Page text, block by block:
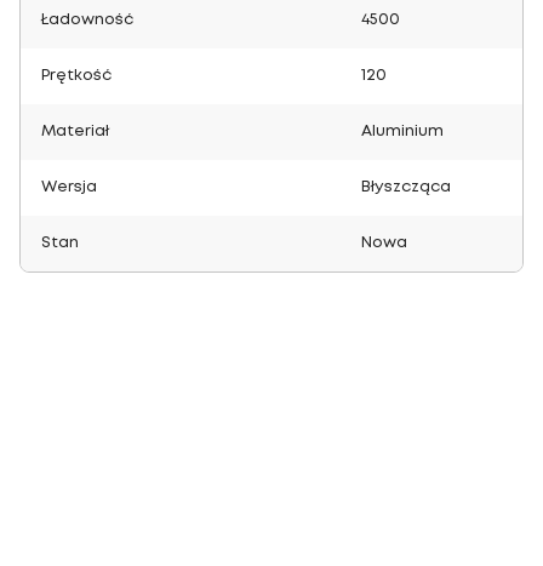
Ładowność 4500
Prętkość 120
Materiał Aluminium
Wersja Błyszcząca
Stan Nowa